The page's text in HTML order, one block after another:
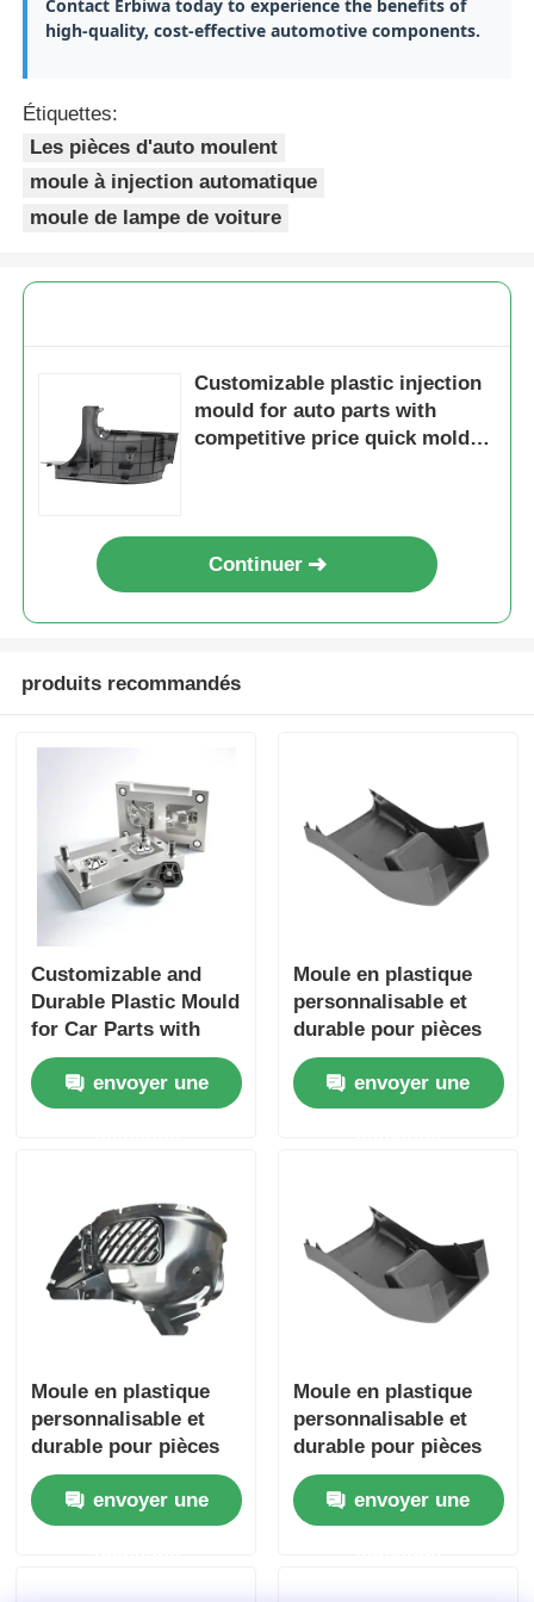
Produits
Visite d'usine
Contrôle de la qualité
nouvelles
Demande de soumission
Moule de pièces de voiture
Moulage par injection des véhicules à moteur
double moulage par injection tiré
Moulage par injection multi de cavité
Moulage par injection de l'électronique
Contact Erbiwa today to experience the benefits of
high-quality, cost-effective automotive components.
Étiquettes:
Les pièces d'auto moulent
moule à injection automatique
moule de lampe de voiture
Customizable plastic injection
mould for auto parts with
competitive price quick mold
Continuer
produits recommandés
Customizable and
Durable Plastic Mould
for Car Parts with
IATF16949
Certificationenvoyer une
Moule en plastique
personnalisable et
durable pour pièces
automobiles avec
certification
IATF16949
envoyer une
Moule en plastique
personnalisable et
durable pour pièces
automobiles avec
certification
IATF16949
envoyer une
Moule en plastique
personnalisable et
durable pour pièces
automobiles avec
certification
IATF16949
envoyer une